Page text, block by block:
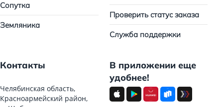
Сопутка
Земляника
Проверить статус заказа
Служба поддержки
Контакты
Челябинская область,
Красноармейский район,
В приложении еще
удобнее!